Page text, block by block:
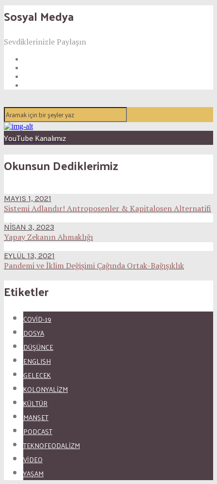
Sosyal Medya
Sevdiklerinizle Paylaşın
YouTube Kanalımız
Okunsun Dediklerimiz
MAYIS 1, 2021
Sistemi Adlandır! Antroposenler & Kapitalosen Alternatifi
NISAN 3, 2023
Yapay Zekanın Ahmaklığı
EYLÜL 13, 2021
Pandemi ve İklim Değişimi Çağında Ortak-Bağışıklık
Etiketler
COVID-19
DOSYA
DÜŞÜNCE
ENGLISH
GELECEK
KOLONYALİZM
KÜLTÜR
MANŞET
PODCAST
TEKNOFEODALİZM
VİDEO
YAŞAM